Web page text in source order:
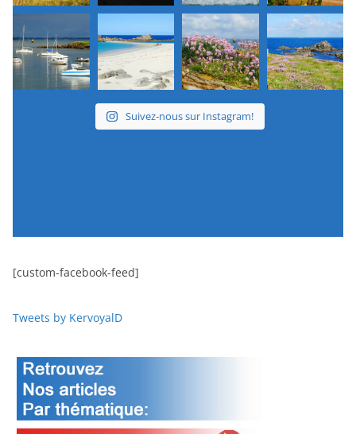
Suivez-nous sur Instagram!
[custom-facebook-feed]
Tweets by KervoyalD